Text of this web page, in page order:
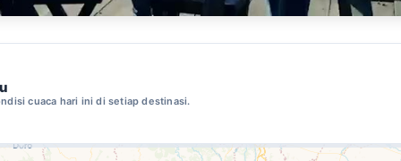
cuaca hari ini di setiap destinasi.